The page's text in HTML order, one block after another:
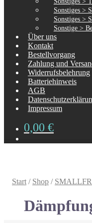
Sonstiges >
Sonstiges >
Sonstige >
Über uns
Kontakt
Bestellvorgang
Zahlung und
Widerrufsbelehrung
Batteriehinweis
AGB
Impressum
0,00 €
Start / Shop /